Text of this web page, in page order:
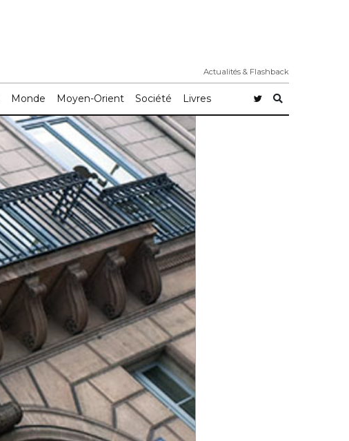
Actualités & Flashback
Monde Moyen-Orient Société Livres